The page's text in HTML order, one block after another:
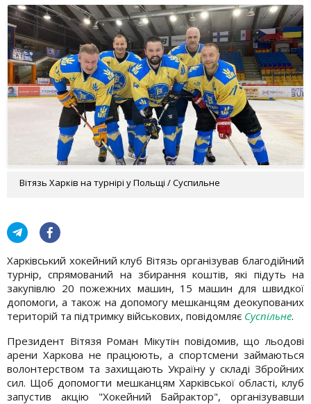
Вітязь Харків на турнірі у Польщі / Суспильне
Харківський хокейний клуб Вітязь організував благодійний
турнір, спрямований на збирання коштів, які підуть на
закупівлю 20 пожежних машин, 15 машин для швидкої
допомоги, а також на допомогу мешканцям деокупованих
територій та підтримку військових, повідомляє Суспільне.
Президент Вітязя Роман Мікутін повідомив, що льодові
арени Харкова не працюють, а спортсмени займаються
волонтерством та захищають Україну у складі Збройних
сил. Щоб допомогти мешканцям Харківської області, клуб
запустив акцію "Хокейний Байрактор", організувавши